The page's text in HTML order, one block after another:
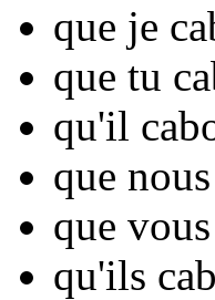
que je
que tu
qu'il
que nous
que vous
qu'ils